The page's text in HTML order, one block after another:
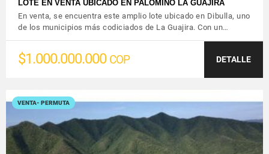
LOTE EN VENTA UBICADO EN PALOMINO LA GUAJIRA
En venta, se encuentra este amplio lote ubicado en Dibulla, uno
de los municipios más codiciados de La Guajira. Con un…
$1.000.000.000 COP DETALLE
VENTA- PERMUTA